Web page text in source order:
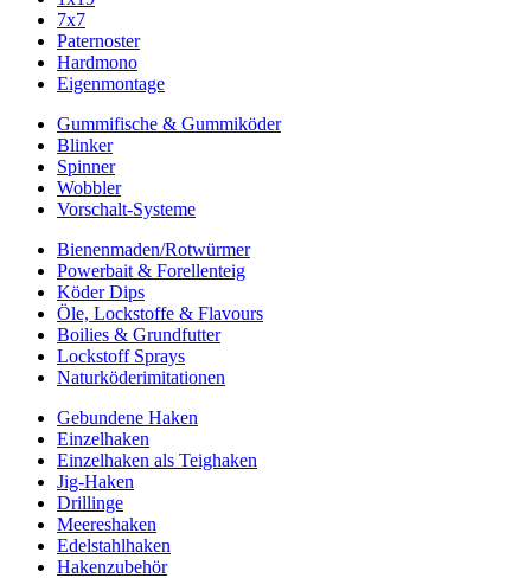
7x7
Paternoster
Hardmono
Eigenmontage
Gummifische & Gummiköder
Blinker
Spinner
Wobbler
Vorschalt-Systeme
Bienenmaden/Rotwürmer
Powerbait & Forellenteig
Köder Dips
Öle, Lockstoffe & Flavours
Boilies & Grundfutter
Lockstoff Sprays
Naturköderimitationen
Gebundene Haken
Einzelhaken
Einzelhaken als Teighaken
Jig-Haken
Drillinge
Meereshaken
Edelstahlhaken
Hakenzubehör